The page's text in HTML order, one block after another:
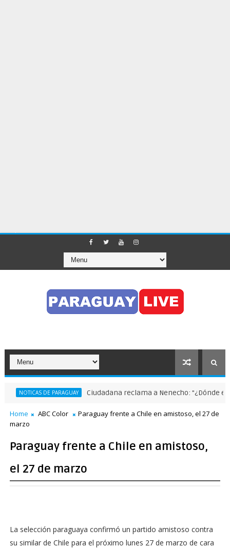
NOTICAS DE PARAGUAY Ciudadana reclama a Nenecho: "¿Dónde
Home ABC Color
Paraguay frente a Chile en amistoso, el 27 de
marzo
Paraguay frente a Chile en amistoso,
el 27 de marzo
La selección paraguaya confirmó un partido amistoso contra
su similar de Chile para el próximo lunes 27 de marzo de cara